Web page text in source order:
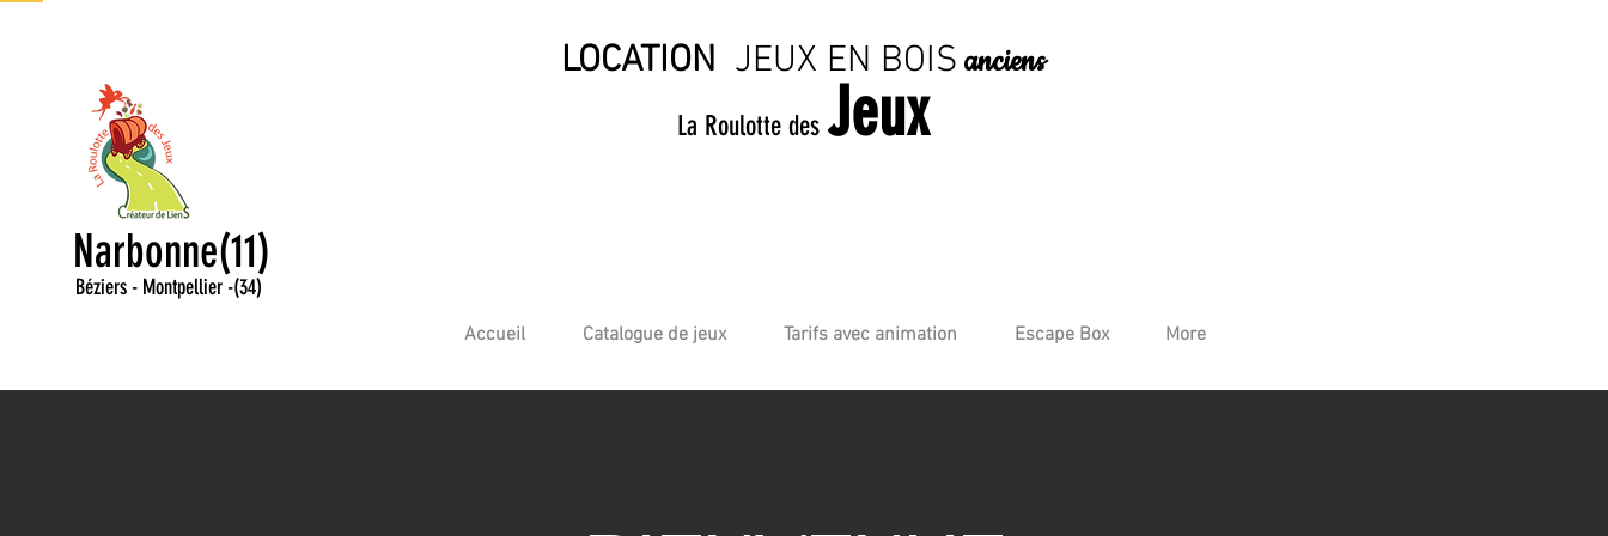
LOCATION JEUX EN BOIS anciens
La Roulotte des Jeux
Narbonne(11)
Béziers - Montpellier -(34)
Accueil Catalogue de jeux Tarifs avec animation Escape Box More